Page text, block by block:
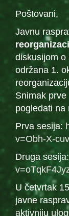
Poštovani,
Javnu
diskusijom o
održana 1.
Snimak
pogledati na
Prva sesija:
v=Obh-X-
Druga sesija:
U četvrtak
javne
aktivniju